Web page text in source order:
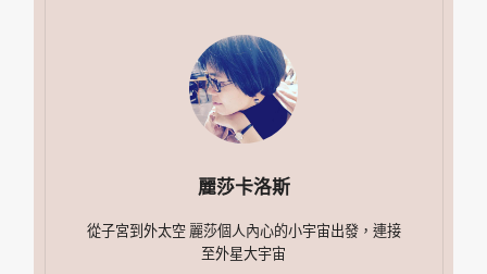
麗莎卡洛斯
從子宮到外太空 麗莎個人內心的小宇宙出發，連接
至外星大宇宙